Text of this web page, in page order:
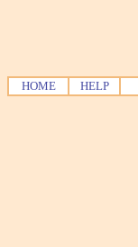
HOME HELP